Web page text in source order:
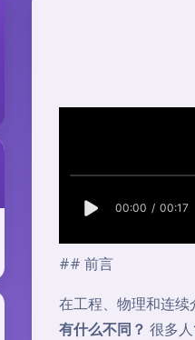
## 前言
在工程、物理和连续
有什么不同？ 很多